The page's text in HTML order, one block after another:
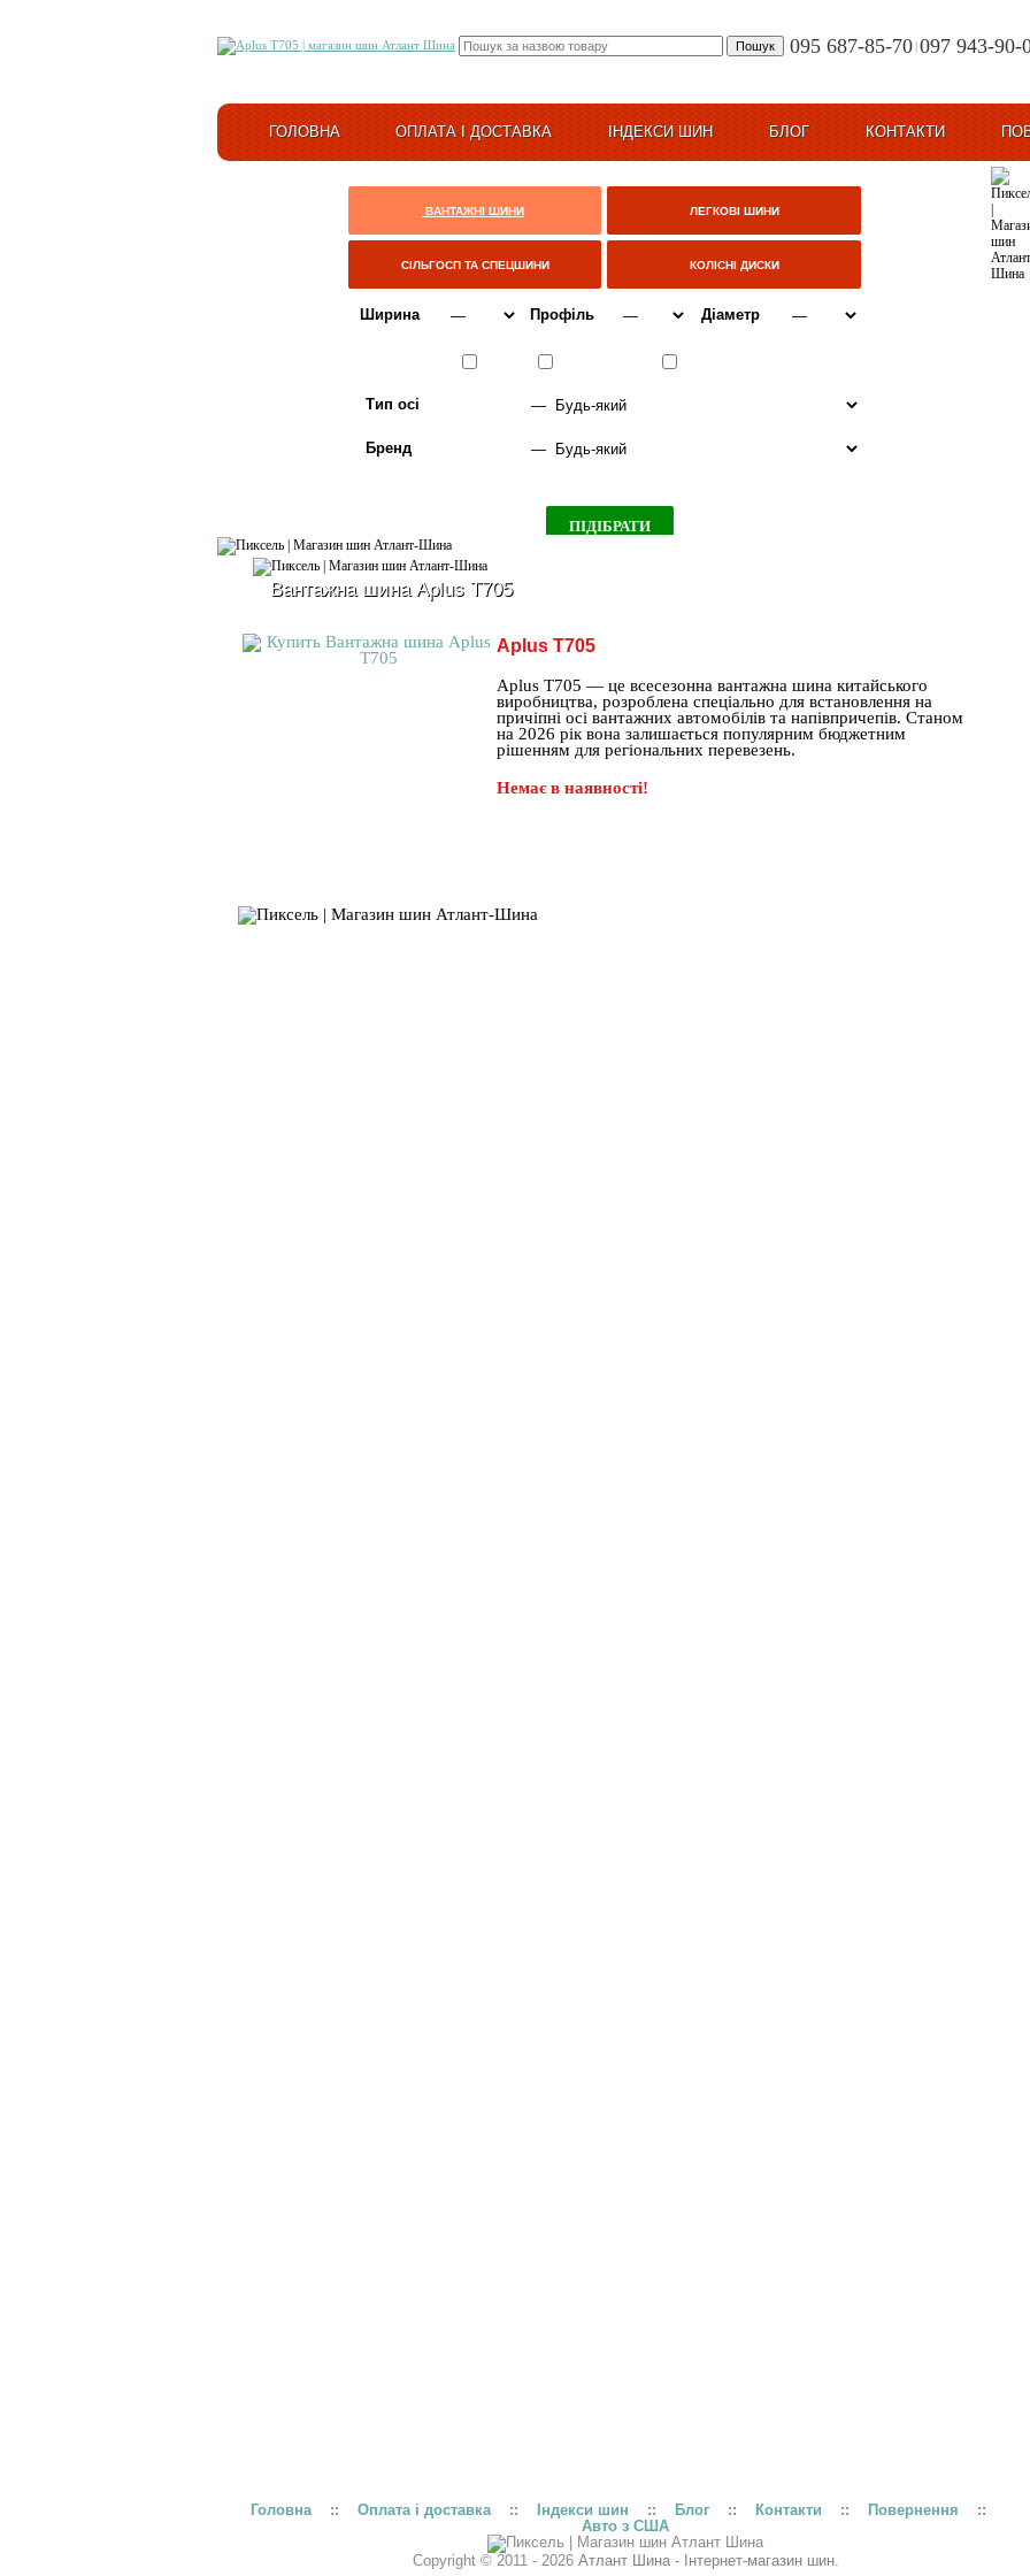
095 687-85-70 |097 943-90-
ГОЛОВНА ОПЛАТА І ДОСТАВКА ІНДЕКСИ ШИН БЛОГ КОНТАКТИ
ВАНТАЖНІ ШИНИ ЛЕГКОВІ ШИНИ
СІЛЬГОСП ТА СПЕЦШИНИ КОЛІСНІ ДИСКИ
Ширина Профіль Діаметр
Тип осі
Бренд
Вантажна шина Aplus T705
Aplus T705
Aplus T705 — це всесезонна вантажна шина китайського
виробництва, розроблена спеціально для встановлення на
причіпні осі вантажних автомобілів та напівпричепів. Станом
на 2026 рік вона залишається популярним бюджетним
рішенням для регіональних перевезень.
Немає в наявності!
Головна:: Оплата і доставка:: Індекси шин :: Блог :: Контакти :: Повернення ::
Авто з США
Copyright © 2011 - 2026 Атлант Шина - Інтернет-магазин шин.